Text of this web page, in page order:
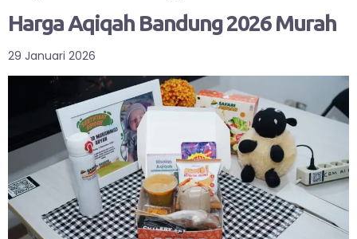
Harga Aqiqah Bandung 2026 Murah
29 Januari 2026